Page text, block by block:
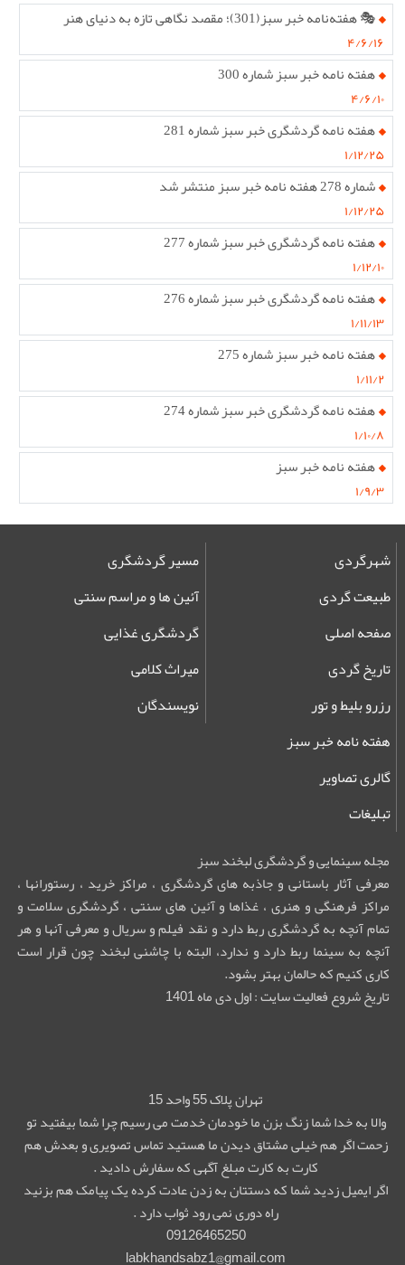
🎭 هفته‌نامه خبر سبز(301)؛ مقصد نگاهی تازه به دنیای هنر
۴/۶/۱۶
هفته نامه خبر سبز شماره 300
۴/۶/۱۰
هفته نامه گردشگری خبر سبز شماره 281
۱/۱۲/۲۵
شماره 278 هفته نامه خبر سبز منتشر شد
۱/۱۲/۲۵
هفته نامه گردشگری خبر سبز شماره 277
۱/۱۲/۱۰
هفته نامه گردشگری خبر سبز شماره 276
۱/۱۱/۱۳
هفته نامه خبر سبز شماره 275
۱/۱۱/۲
هفته نامه گردشگری خبر سبز شماره 274
۱/۱۰/۸
هفته نامه خبر سبز
۱/۹/۳
شهرگردی
طبیعت گردی
صفحه اصلی
تاریخ گردی
مسیر گردشگری
آئین ها و مراسم سنتی
گردشگری غذایی
میراث کلامی
رزرو بلیط و تور
هفته نامه خبر سبز
گالری تصاویر
تبلیغات
نویسندگان
مجله سینمایی و گردشگری لبخند سبز
معرفی آثار باستانی و جاذبه های گردشگری ، مراکز خرید ، رستورانها ،
مراکز فرهنگی و هنری ، غذاها و آئین های سنتی ، گردشگری سلامت و
تمام آنچه به گردشگری ربط دارد و نقد فیلم و سریال و معرفی آنها و هر
آنچه به سینما ربط دارد و ندارد، البته با چاشنی لبخند چون قرار است
کاری کنیم که حالمان بهتر بشود.
تاریخ شروع فعالیت سایت : اول دی ماه 1401
تهران پلاک 55 واحد 15
والا به خدا شما زنگ بزن ما خودمان خدمت می رسیم چرا شما بیفتید تو
زحمت اگر هم خیلی مشتاق دیدن ما هستید تماس تصویری و بعدش هم
کارت به کارت مبلغ آگهی که سفارش دادید .
اگر ایمیل زدید شما که دستتان به زدن عادت کرده یک پیامک هم بزنید
راه دوری نمی رود ثواب دارد .
09126465250
labkhandsabz1@gmail.com